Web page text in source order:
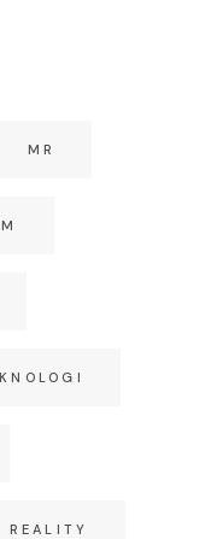
MR
REALITY